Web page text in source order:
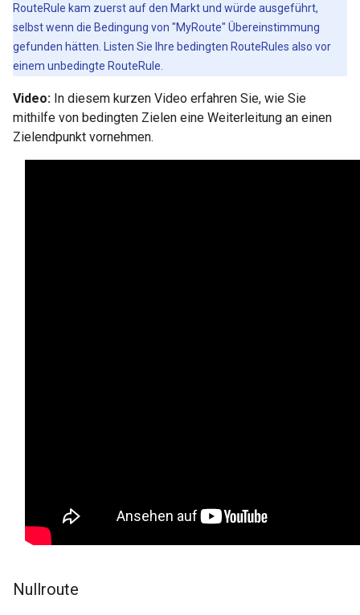
RouteRule kam zuerst auf den Markt und würde ausgeführt,
selbst wenn die Bedingung von "MyRoute" Übereinstimmung
gefunden hätten. Listen Sie Ihre bedingten RouteRules also vor
einem unbedingte RouteRule.
Video: In diesem kurzen Video erfahren Sie, wie Sie
mithilfe von bedingten Zielen eine Weiterleitung an einen
Zielendpunkt vornehmen.
Nullroute